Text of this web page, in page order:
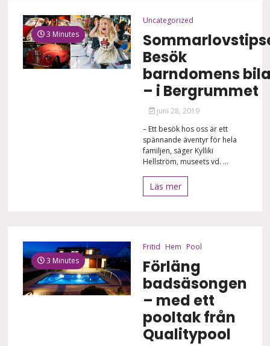
3 Minutes
Uncategorized
Besök
barndomens
– i Bergrummet
juni 28, 2019
– Ett besök hos oss är ett
spännande äventyr för hela
familjen, säger Kylliki
Hellström, museets vd. ...
Läs mer
3 Minutes
Fritid Hem Pool
Förläng
badsäsongen
– med ett
pooltak från
Qualitypool